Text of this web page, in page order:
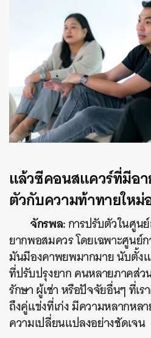
แล้วซีคอนสแควร์ที่มีอ
ตัวกับความท้าทายใหม่
จักรพล:การปรับตัวในศูน
ยากพอสมควร โดยเฉพาะศูนย์
มันมีองคาพยพมากมาย นับตั้งแ
ที่ปรับปรุงยาก คนหลายภาคส่ว
รักษา ผู้เช่า หรือปัจจัยอื่นๆ ที่เ
ถึงคู่แข่งที่เก่ง มีความหลากห
ความเปลี่ยนแปลงอย่างชัดเจน